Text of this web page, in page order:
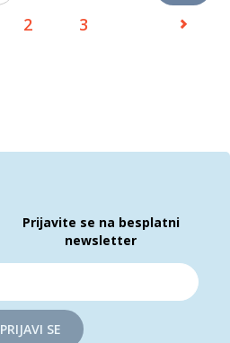
2 3
Prijavite se na besplatni
newsletter
PRIJAVI SE